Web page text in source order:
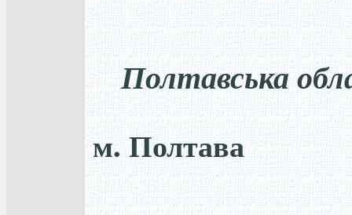
Полтавська
м. Полтава